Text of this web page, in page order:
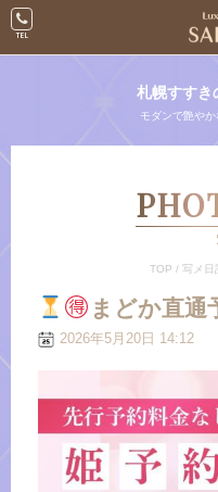
札幌すすき
モダンで艶や
TOP /写メ日
まどか直通
2026年5月20日 14:12